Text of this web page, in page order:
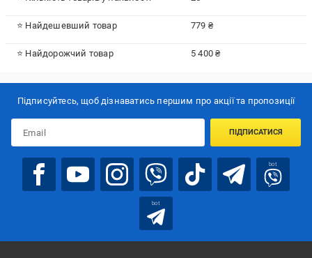
⭐ Найдешевший товар 779 ₴
⭐ Найдорожчий товар 5 400 ₴
Підписуйтесь, щоб дізнаватись першим про акції та пропозиції
ПІДПИСАТИСЯ
bot
bot